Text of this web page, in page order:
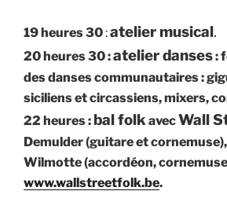
19 heures 30:atelier musical.
20 heures 30 :atelier danses:
des danses communautaires :
siciliens et circassiens, mixers,
22 heures : bal folk avecWall
Demulder (guitare et
Wilmotte (accordéon,
www.wallstreetfolk.be.